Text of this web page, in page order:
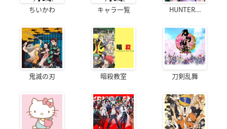
ちいかわ キャラ一覧 HUNTER...
鬼滅の刃 暗殺教室 刀剣乱舞